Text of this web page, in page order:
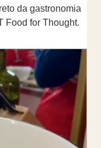
da gastronomia
Food for Thought.